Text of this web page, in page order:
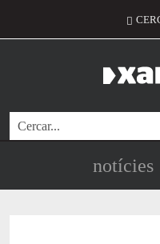
Cerca
notícies